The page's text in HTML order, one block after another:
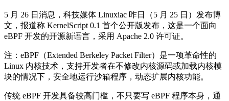
5 月 26 日消息，科技媒体 Linuxiac 昨日（5 月 25 日）发布博
文，报道称 KernelScript 0.1 首个公开版发布，这是一个面向
eBPF 开发的开源新语言，采用 Apache 2.0 许可证。
注：eBPF（Extended Berkeley Packet Filter）是一项革命性的
Linux 内核技术，支持开发者在不修改内核源码或加载内核模
块的情况下，安全地运行沙箱程序，动态扩展内核功能。
传统 eBPF 开发具备较高门槛，不只要写 eBPF 程序本身，通